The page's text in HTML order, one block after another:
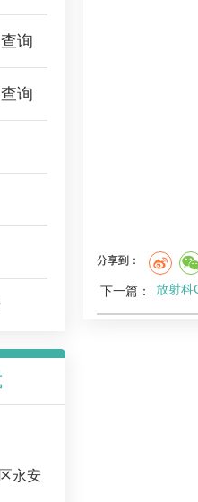
询
询
永安
分享到：
下一篇： 放射科